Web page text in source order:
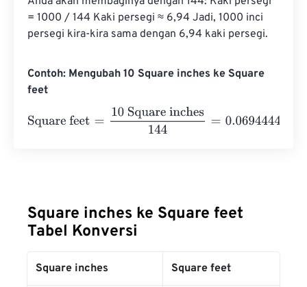
= 1000 / 144 Kaki persegi ≈ 6,94 Jadi, 1000 inci
persegi kira-kira sama dengan 6,94 kaki persegi.
Contoh: Mengubah 10 Square inches ke Square
feet
Square feet = 10 Square inches144=0.0694444 Square
Square inches ke Square feet
Tabel Konversi
Square inches Square feet